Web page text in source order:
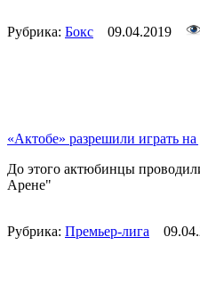
Рубрика: Бокс 09.04.2019
«Актобе» разрешили играть
До этого актюбинцы
Арене"
Рубрика: Премьер-лига